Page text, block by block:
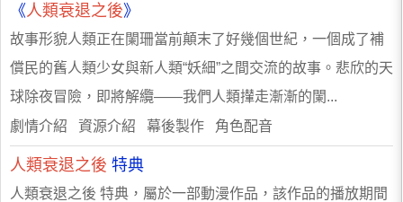
《人類衰退之後》
故事形貌人類正在闌珊當前顛末了好幾個世紀，一個成了補
償民的舊人類少女與新人類“妖細”之間交流的故事。悲欣的天
球除夜冒險，即將解纜——我們人類攆走漸漸的闌...
劇情介紹 資源介紹 幕後製作 角色配音
人類衰退之後 特典
人類衰退之後 特典，屬於一部動漫作品，該作品的播放期間